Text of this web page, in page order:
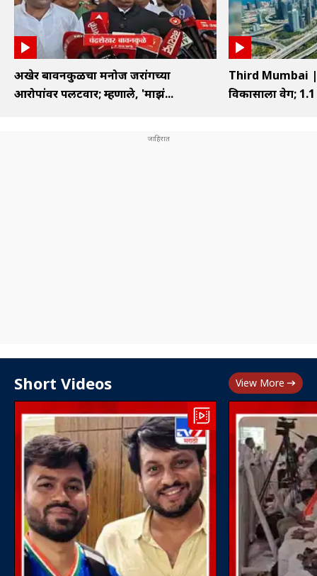
अखेर बावनकुळेंचा मनोज जरांगेंच्या
आरोपांवर पलटवार; म्हणाले, 'माझं...
Third Mumbai |
विकासाला वेग;
Short Videos View More